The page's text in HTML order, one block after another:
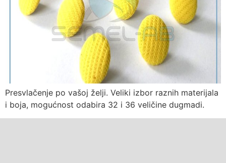
Presvlačenje po vašoj želji. Veliki izbor raznih materijala
i boja, mogućnost odabira 32 i 36 veličine dugmadi.